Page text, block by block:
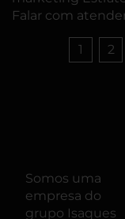
Falar com
1 2
Somos uma
empresa do
grupo Isaques